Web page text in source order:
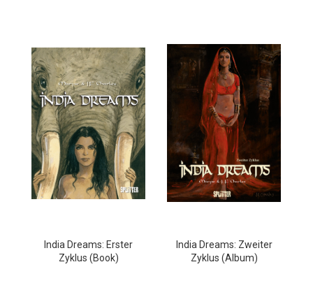
India Dreams: Erster
Zyklus (Book)
India Dreams: Zweiter
Zyklus (Album)